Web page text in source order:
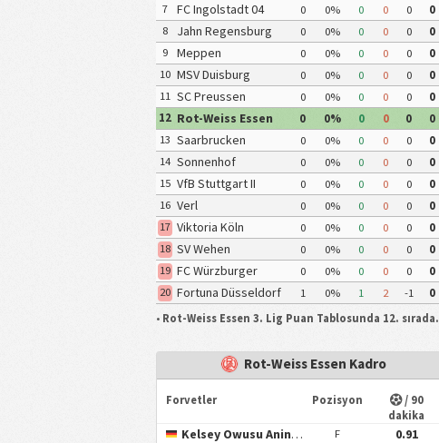
7
FC Ingolstadt 04 0 0% 0 0 0
0
8
Jahn Regensburg 0 0% 0 0 0
0
9
Meppen 0 0% 0 0 0
0
10 MSV Duisburg 0 0% 0 0 0
0
11 SC Preussen
Munster
0 0% 0 0 0
0
12 Rot-Weiss Essen 0 0% 0 0 0
0
13 Saarbrucken 0 0% 0 0 0
0
14 Sonnenhof
Großaspach
0 0% 0 0 0
0
15 VfB Stuttgart II 0 0% 0 0 0
0
16 Verl 0 0% 0 0 0
0
17 Viktoria Köln 0 0% 0 0 0
0
18 SV Wehen
Wiesbaden
0 0% 0 0 0
0
19 FC Würzburger
Kickers
0 0% 0 0 0
0
20 Fortuna Düsseldorf 1 0% 1 2 -1
0
• Rot-Weiss Essen 3. Lig Puan Tablosunda 12. sırada.
Rot-Weiss Essen Kadro
Forvetler Pozisyon
/ 90
dakika
Kelsey Owusu Aninkorah-Meisel F
0.91